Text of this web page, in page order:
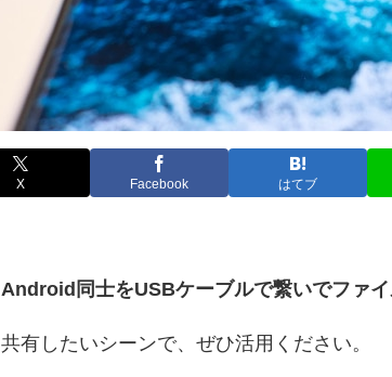
X Facebook はてブ
Android同士をUSBケーブルで繋いでファ
有したいシーンで、ぜひ活用ください。